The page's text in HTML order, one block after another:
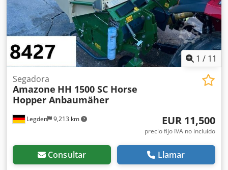
1 / 11
Legden 9,213 km
Segadora
Amazone HH 1500 SC Horse
Hopper Anbaumäher
EUR 11,500
precio fijo IVA no incluído
Consultar Llamar